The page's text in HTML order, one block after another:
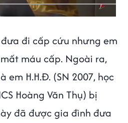
đi cấp cứu nhưng em
máu cấp. Ngoài ra,
em H.H.Đ. (SN 2007, học
Hoàng Văn Thụ) bị
đã được gia đình đưa